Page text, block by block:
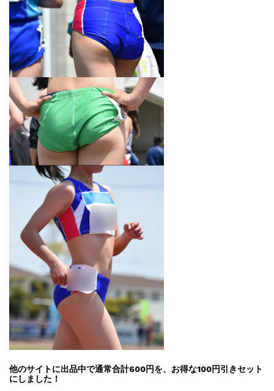
他のサイトに出品中で通常合計600円を、お得な100円引きセット
にしました！